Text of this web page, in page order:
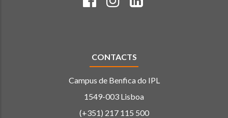
CONTACTS
Campus de Benfica do IPL
1549-003 Lisboa
(+351) 217 115 500